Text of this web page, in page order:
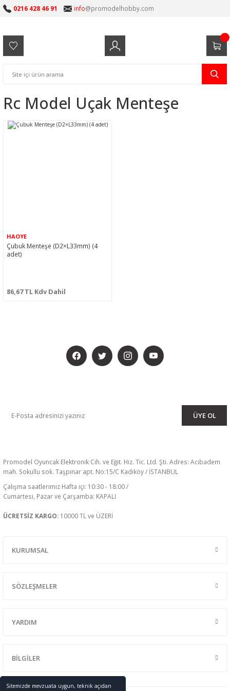
Sitemizde mevzuata uygun, teknik açıdan
0216 428 46 91 info@promodelhobby.com
Rc Model Uçak Menteşe
HAOYE
Çubuk Menteşe (D2×L33mm) (4
adet)
86,67 TL Kdv Dahil
ÜYE OL
Promodel Oyuncak Elektronik Cih. ve Eğit. Hiz. Tic. Ltd. Şti. Adres: Acıbadem
mah. Sokullu sok. Taşpınar apt. No:15/C Kadıköy / İSTANBUL
Çalışma saatlerimiz Hafta içi: 10:30 - 18:00 /
Cumartesi, Pazar ve Çarşamba: KAPALI
ÜCRETSİZ KARGO: 10000 TL ve ÜZERİ
KURUMSAL
SÖZLEŞMELER
YARDIM
BİLGİLER